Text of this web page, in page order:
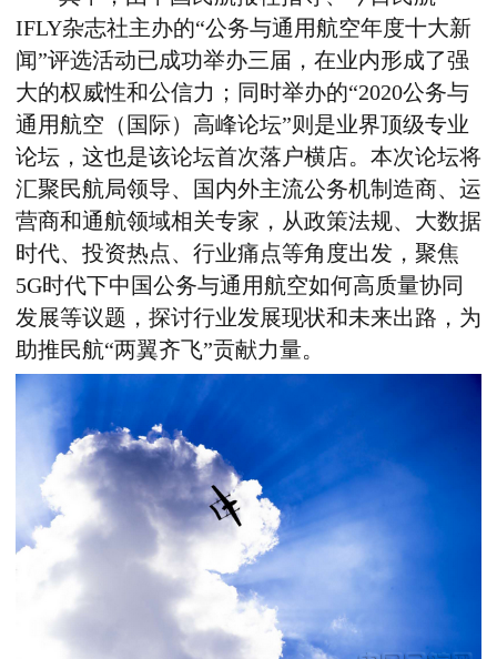
IFLY杂志社主办的“公务与通用航空年度十大新
闻”评选活动已成功举办三届，在业内形成了强
大的权威性和公信力；同时举办的“2020公务与
通用航空（国际）高峰论坛”则是业界顶级专业
论坛，这也是该论坛首次落户横店。本次论坛将
汇聚民航局领导、国内外主流公务机制造商、运
营商和通航领域相关专家，从政策法规、大数据
时代、投资热点、行业痛点等角度出发，聚焦
5G时代下中国公务与通用航空如何高质量协同
发展等议题，探讨行业发展现状和未来出路，为
助推民航“两翼齐飞”贡献力量。